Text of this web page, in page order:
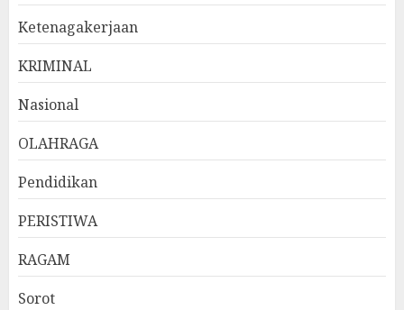
Ketenagakerjaan
KRIMINAL
Nasional
OLAHRAGA
Pendidikan
PERISTIWA
RAGAM
Sorot